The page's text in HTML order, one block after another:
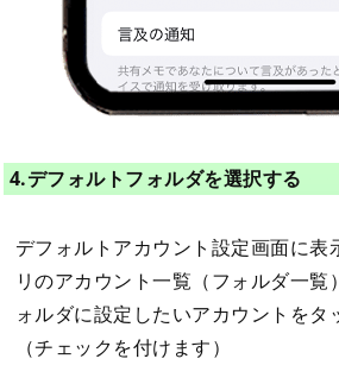
4.デフォルトフォルダを選択する
デフォルトアカウント設定画面に表
リのアカウント一覧（フォルダ一覧
ォルダに設定したいアカウントをタ
（チェックを付けます）